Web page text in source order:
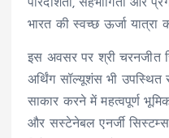
पारदर्शिता, सहभागिता और
भारत की स्वच्छ ऊर्जा यात्रा
इस अवसर पर श्री चरनजीत
अर्थिंग सॉल्यूशंस भी उपस्थित
साकार करने में महत्वपूर्ण
और सस्टेनेबल एनर्जी